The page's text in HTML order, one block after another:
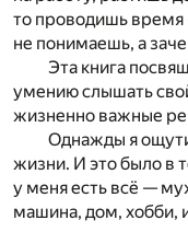
то проводишь
не понимаешь, а
Эта книга
умению слышать
жизненно важные
Однажды я
жизни. И это было в
у меня есть всё —
машина, дом, хобби,